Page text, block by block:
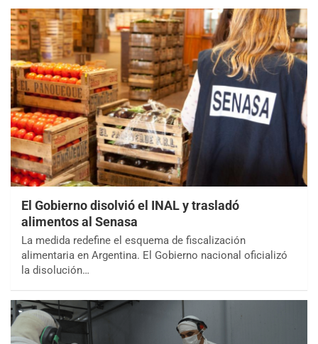
El Gobierno disolvió el INAL y trasladó
alimentos al Senasa
La medida redefine el esquema de fiscalización
alimentaria en Argentina. El Gobierno nacional oficializó
la disolución…